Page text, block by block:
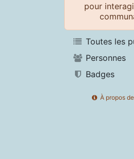
pour
Toutes les
Personnes
Badges
À propos